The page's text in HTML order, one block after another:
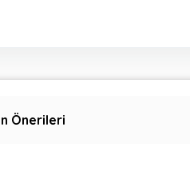
Önerileri